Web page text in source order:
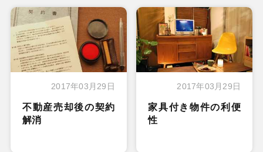
2017年03月29日
不動産売却後の契約
解消
2017年03月29日
家具付き物件の利便
性